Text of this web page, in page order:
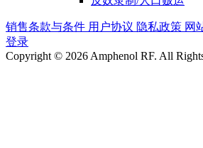
销售条款与条件 用户协议 隐私政策 网
登录
Copyright © 2026 Amphenol RF. All